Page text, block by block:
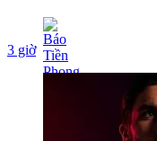
3 giờ